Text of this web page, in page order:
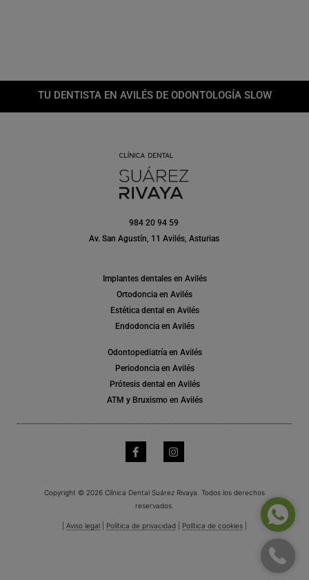
TU DENTISTA EN AVILÉS DE ODONTOLOGÍA SLOW
984 20 94 59
Av. San Agustín, 11 Avilés, Asturias
Implantes dentales en Avilés
Ortodoncia en Avilés
Estética dental en Avilés
Endodoncia en Avilés
Odontopediatría en Avilés
Periodoncia en Avilés
Prótesis dental en Avilés
ATM y Bruxismo en Avilés
Copyright © 2026 Clínica Dental Suárez Rivaya. Todos los derechos
reservados.
Aviso legal Política de privacidad Política de cookies